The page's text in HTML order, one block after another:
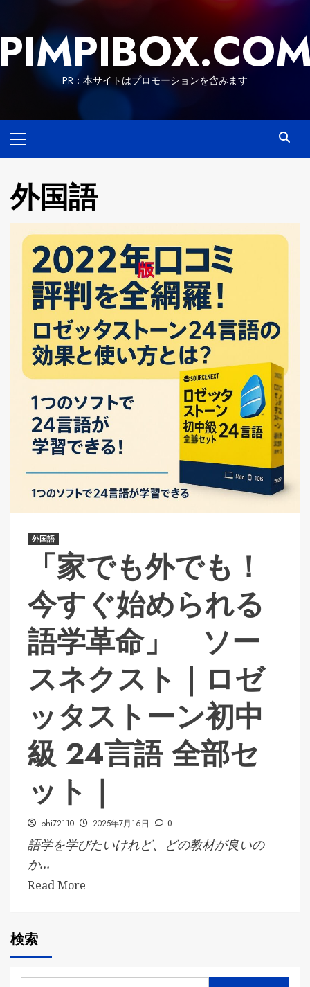
content
PR：本サイトはプロモーションを含みます
Menu
外国語
外国語
「家でも外でも！
今すぐ始められる
語学革命」 ソー
スネクスト｜ロゼ
ッタストーン初中
級 24言語 全部セ
ット｜
phi72110 2025年7月16日 0
語学を学びたいけれど、どの教材が良いの
か...
Read More
検索